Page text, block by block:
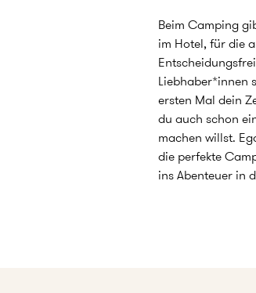
Beim Camping
im Hotel, für die
Liebhaber*innen
ersten Mal dein
du auch schon
machen willst.
die perfekte
ins Abenteuer in